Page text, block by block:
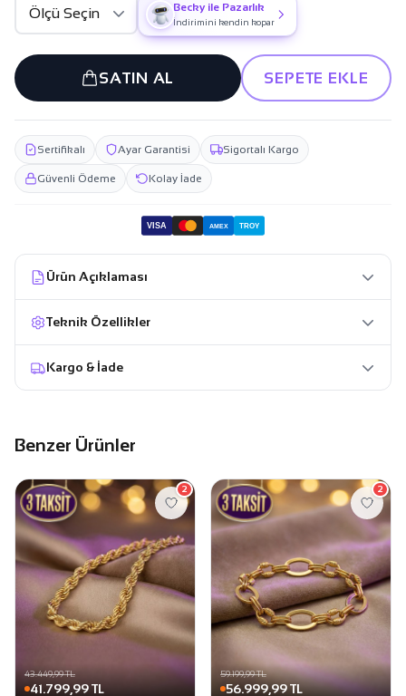
Becky ile Pazarlık
İndirimini kendin kopar
SATIN AL SEPETE EKLE
Sertifikalı Ayar Garantisi Sigortalı Kargo
Güvenli Ödeme Kolay İade
VISA AMEX TROY
Ürün Açıklaması
Teknik Özellikler
Kargo & İade
Benzer Ürünler
43.449,99 TL
41.799,99 TL
2
59.199,99 TL
56.999,99 TL
2